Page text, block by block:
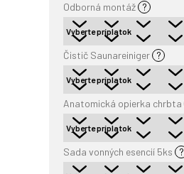
Odborná montáž ?
Čistič Saunareiniger ?
Anatomická opierka chrbta
Sada vonných esencií 5ks ?